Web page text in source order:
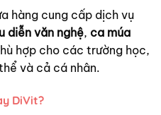
hàng cung cấp dịch vụ
diễn văn nghệ, ca múa
hợp cho các trường học,
và cả cá nhân.
DiVit?